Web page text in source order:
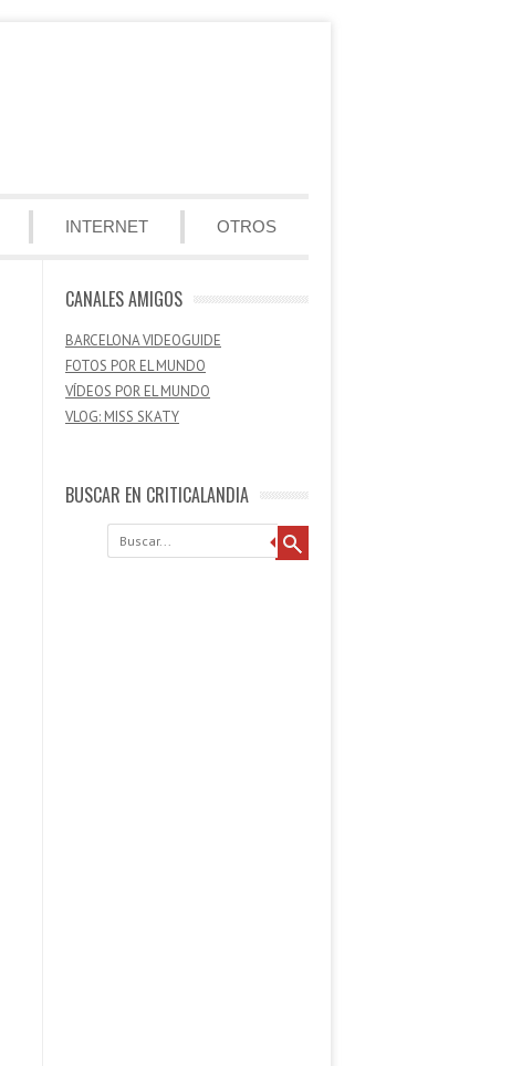
INTERNET OTROS
CANALES AMIGOS
BARCELONA VIDEOGUIDE
FOTOS POR EL MUNDO
VÍDEOS POR EL MUNDO
VLOG: MISS SKATY
BUSCAR EN CRITICALANDIA
Buscar